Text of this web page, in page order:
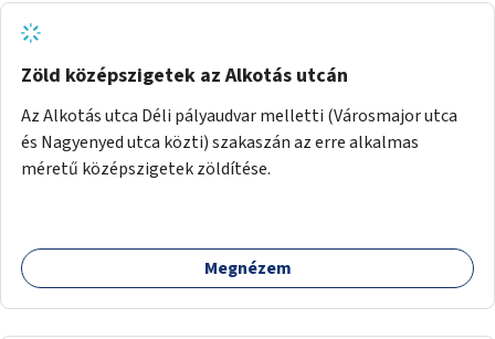
Zöld középszigetek az Alkotás utcán
Az Alkotás utca Déli pályaudvar melletti (Városmajor utca
és Nagyenyed utca közti) szakaszán az erre alkalmas
méretű középszigetek zöldítése.
Megnézem